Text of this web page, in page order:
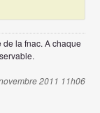
la fnac. A chaque
2011 11h06